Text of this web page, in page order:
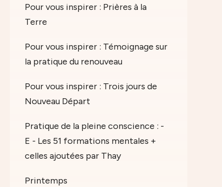
Pour vous inspirer : Prières à la
Terre
Pour vous inspirer : Témoignage sur
la pratique du renouveau
Pour vous inspirer : Trois jours de
Nouveau Départ
Pratique de la pleine conscience : -
E - Les 51 formations mentales +
celles ajoutées par Thay
Printemps